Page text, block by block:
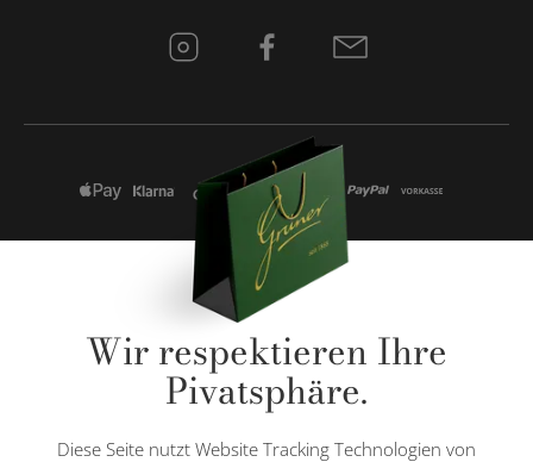
* Alle Preise inkl. gesetzl. Mehrwertsteuer zzgl.
Nachnahmegebühren, wenn nicht anders angegeben.
Diese Website ist durch reCAPTCHA geschützt und es gelten die
Wir respektieren Ihre
Pivatsphäre.
Diese Seite nutzt Website Tracking Technologien von